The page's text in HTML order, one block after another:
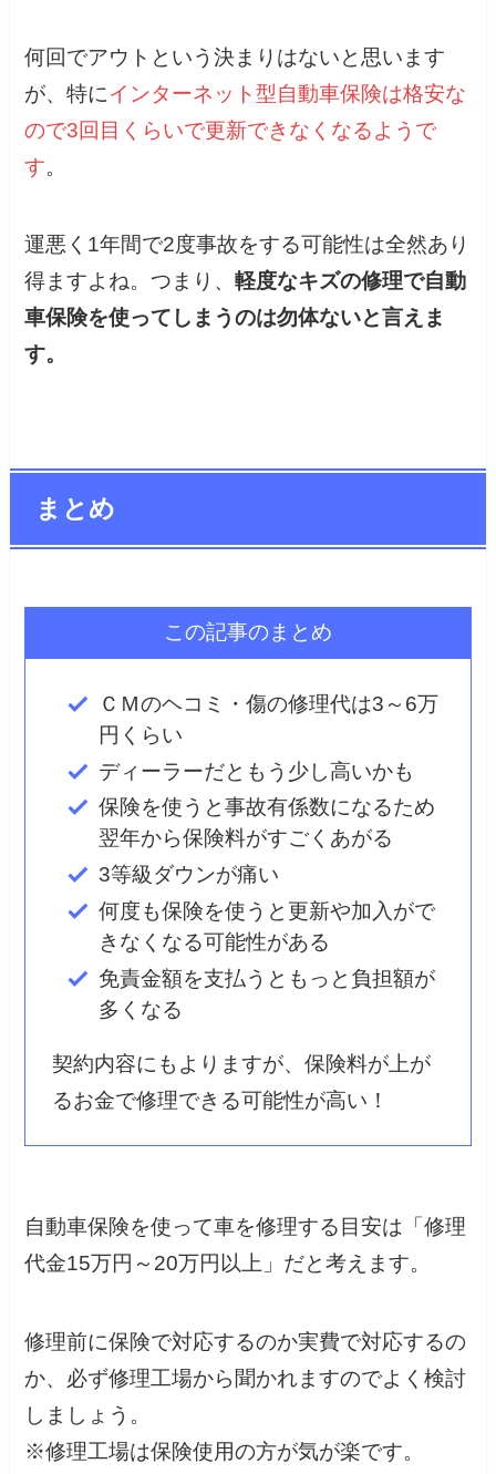
何回でアウトという決まりはないと思います
が、特にインターネット型自動車保険は格安な
ので3回目くらいで更新できなくなるようで
す。
運悪く1年間で2度事故をする可能性は全然あり
得ますよね。つまり、軽度なキズの修理で自動
車保険を使ってしまうのは勿体ないと言えま
す。
まとめ
この記事のまとめ
ＣＭのヘコミ・傷の修理代は3～6万
円くらい
ディーラーだともう少し高いかも
保険を使うと事故有係数になるため
翌年から保険料がすごくあがる
3等級ダウンが痛い
何度も保険を使うと更新や加入がで
きなくなる可能性がある
免責金額を支払うともっと負担額が
多くなる
契約内容にもよりますが、保険料が上が
るお金で修理できる可能性が高い！
自動車保険を使って車を修理する目安は「修理
代金15万円～20万円以上」だと考えます。
修理前に保険で対応するのか実費で対応するの
か、必ず修理工場から聞かれますのでよく検討
しましょう。
※修理工場は保険使用の方が気が楽です。